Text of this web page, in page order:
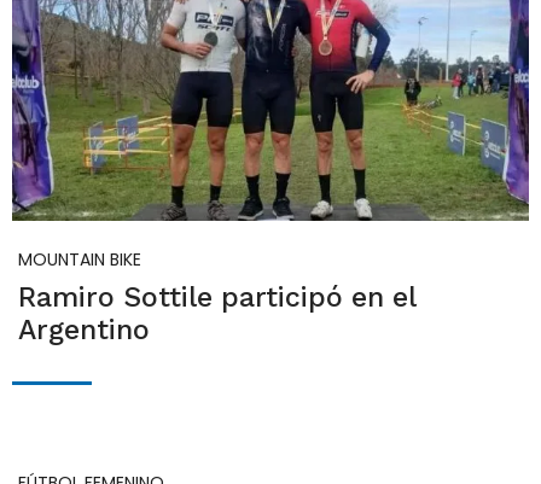
MOUNTAIN BIKE
Ramiro Sottile participó en el
Argentino